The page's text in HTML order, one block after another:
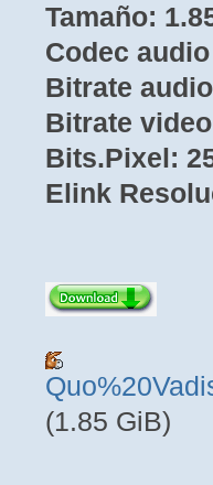
Tamaño:
Codec
Bitrate
Bitrate
Bits.Pixel:
Elink
(1.85 GiB)